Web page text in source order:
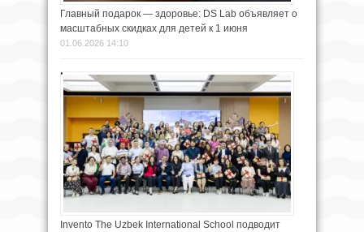
Главный подарок — здоровье: DS Lab объявляет о
масштабных скидках для детей к 1 июня
01.06.2026 14:10
Invento The Uzbek International School подводит